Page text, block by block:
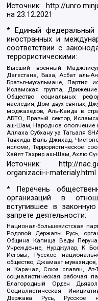
Источник: http://
на23.12.2021
* Единый федеральный
иностранных и
соответствии с
террористическими:
Высший военный
Дагестана, База, Асбат аль-
Братья-мусульмане, Партия
Исламская группа,
Общество социальных
наследия, Дом двух святых,
моджахедов, Аль-Каида в
АБТО, Правый сектор,
аш-Шам, Народное
Аллаха Субхану уа Тагьаля
Тавхида Валь-Джихад,
исломи, Террористическое
Хайят Тахрир аш-Шам, Ахлю
Источник:
http://
organizacii-i-materialy.html
* Перечень
организаций в
вступившее в
запрете деятельности:
Национал-большевистская
Родовой Державы Русь,
Община Капища Веды
Учреждение, Нурджулар, К
Иеговы, Русское
общество, Джамаат
и Карачая, Союз славян, Ат-
социалистическая рабочая
Благородный Орден
Социалистическая
Держава Русь, Русское